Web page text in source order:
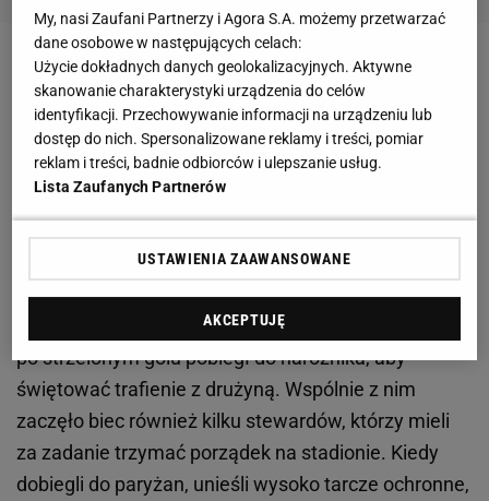
Zobacz wideoGranerud wreszcie zabrał głos. Tak
tłumaczy słowa o parodii
Gol Messiego doprowadził do szału kibiców
Marsylii. Stewardzi musieli bronić piłkarzy PSG
tarczami ochronnymi
W 29. minucie Messi wykorzystał kapitalne podanie
Mbappe i pokonał bramkarza Marsylii. Bezpośrednio
po strzelonym golu pobiegł do narożnika, aby
świętować trafienie z drużyną. Wspólnie z nim
zaczęło biec również kilku stewardów, którzy mieli
za zadanie trzymać porządek na stadionie. Kiedy
dobiegli do paryżan, unieśli wysoko tarcze ochronne,
My, nasi Zaufani Partnerzy i Agora S.A. możemy przetwarzać
dane osobowe w następujących celach:
Użycie dokładnych danych geolokalizacyjnych. Aktywne
skanowanie charakterystyki urządzenia do celów
identyfikacji. Przechowywanie informacji na urządzeniu lub
dostęp do nich. Spersonalizowane reklamy i treści, pomiar
reklam i treści, badnie odbiorców i ulepszanie usług.
Lista Zaufanych Partnerów
USTAWIENIA ZAAWANSOWANE
AKCEPTUJĘ